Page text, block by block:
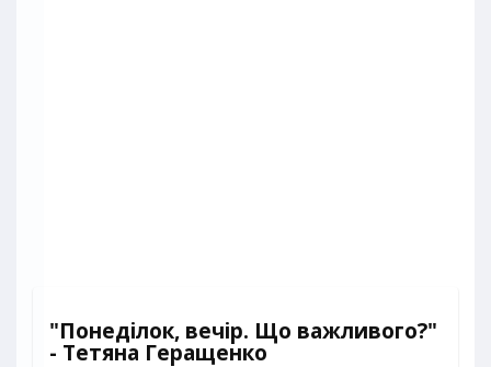
"Понеділок, вечір. Що важливого?"
- Тетяна Геращенко